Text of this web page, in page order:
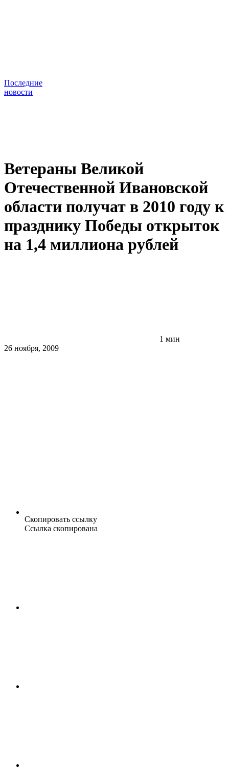
Последние
новости
Ветераны Великой
Отечественной Ивановской
области получат в 2010 году к
празднику Победы открыток
на 1,4 миллиона рублей
1 мин
26 ноября, 2009
Скопировать ссылку
Ссылка скопирована